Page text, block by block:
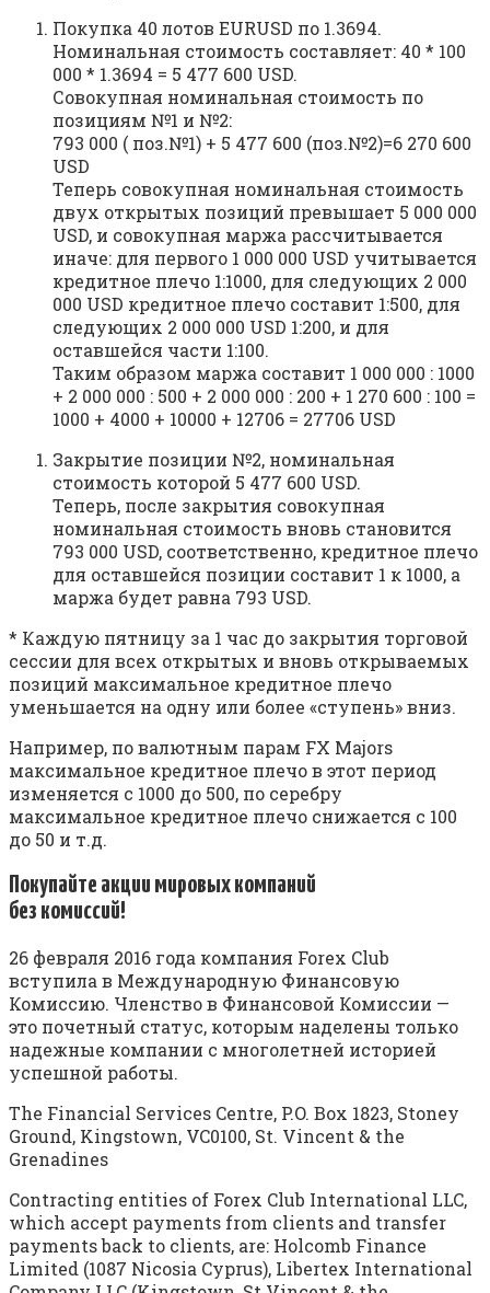
Покупка 40 лотов EURUSD по 1.3694.
Номинальная стоимость составляет: 40 * 100
000 * 1.3694 = 5 477 600 USD.
Совокупная номинальная стоимость по
позициям №1 и №2:
793 000 ( поз.№1) + 5 477 600 (поз.№2)=6 270 600
USD
Теперь совокупная номинальная стоимость
двух открытых позиций превышает 5 000 000
USD, и совокупная маржа рассчитывается
иначе: для первого 1 000 000 USD учитывается
кредитное плечо 1:1000, для следующих 2 000
000 USD кредитное плечо составит 1:500, для
следующих 2 000 000 USD 1:200, и для
оставшейся части 1:100.
Таким образом маржа составит 1 000 000 : 1000
+ 2 000 000 : 500 + 2 000 000 : 200 + 1 270 600 : 100 =
1000 + 4000 + 10000 + 12706 = 27706 USD
Закрытие позиции №2, номинальная
стоимость которой 5 477 600 USD.
Теперь, после закрытия совокупная
номинальная стоимость вновь становится
793 000 USD, соответственно, кредитное плечо
для оставшейся позиции составит 1 к 1000, а
маржа будет равна 793 USD.
* Каждую пятницу за 1 час до закрытия торговой
сессии для всех открытых и вновь открываемых
позиций максимальное кредитное плечо
уменьшается на одну или более «ступень» вниз.
Например, по валютным парам FX Majors
максимальное кредитное плечо в этот период
изменяется с 1000 до 500, по серебру
максимальное кредитное плечо снижается с 100
до 50 и т.д.
Покупайте акции мировых компаний
без комиссий!
26 февраля 2016 года компания Forex Club
вступила в Международную Финансовую
Комиссию. Членство в Финансовой Комиссии —
это почетный статус, которым наделены только
надежные компании с многолетней историей
успешной работы.
The Financial Services Centre, P.O. Box 1823, Stoney
Ground, Kingstown, VC0100, St. Vincent & the
Grenadines
Contracting entities of Forex Club International LLC,
which accept payments from clients and transfer
payments back to clients, are: Holcomb Finance
Limited (1087 Nicosia Cyprus), Libertex International